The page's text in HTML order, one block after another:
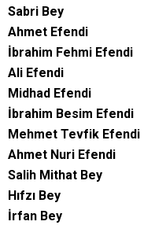
Sabri Bey
Ahmet Efendi
İbrahim Fehmi Efendi
Ali Efendi
Midhad Efendi
İbrahim Besim Efendi
Mehmet Tevfik Efendi
Ahmet Nuri Efendi
Salih Mithat Bey
Hıfzı Bey
İrfan Bey